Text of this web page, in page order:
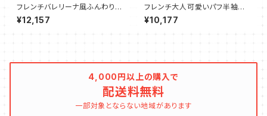
フレンチバレリーナ風ふんわりチ
ュールキャミワンピース
¥12,157
フレンチ大人可愛いパフ半袖ワ
ンピース ショート スリム
¥10,177
4,000円以上の購入で
配送料無料
一部対象とならない地域があります